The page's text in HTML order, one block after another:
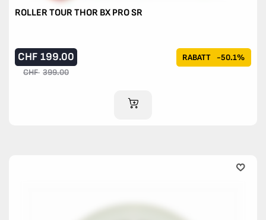
ROLLER TOUR THOR BX PRO SR
RABATT -50.1%
CHF 199.00
CHF 399.00
IM WARENKORB